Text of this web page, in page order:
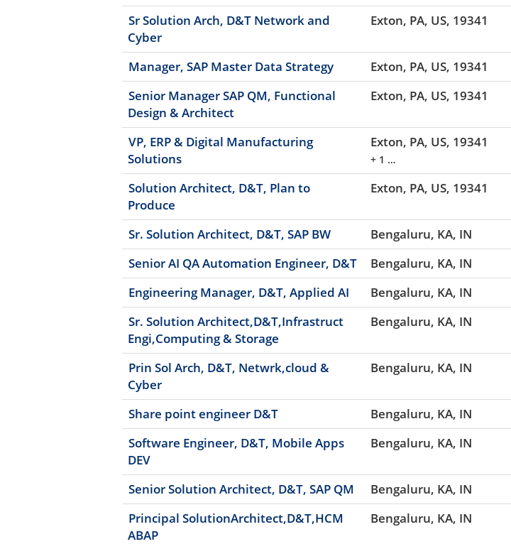
Sr Solution Arch, D&T Network and
Cyber
Exton, PA, US, 19341
Manager, SAP Master Data Strategy Exton, PA, US, 19341
Senior Manager SAP QM, Functional
Design & Architect
Exton, PA, US, 19341
VP, ERP & Digital Manufacturing
Solutions
Exton, PA, US, 19341
+ 1 …
Solution Architect, D&T, Plan to
Produce
Exton, PA, US, 19341
Sr. Solution Architect, D&T, SAP BW Bengaluru, KA, IN
Senior AI QA Automation Engineer, D&T
Bengaluru, KA, IN
Engineering Manager, D&T, Applied AI
Bengaluru, KA, IN
Sr. Solution Architect,D&T,Infrastruct
Engi,Computing & Storage
Bengaluru, KA, IN
Prin Sol Arch, D&T, Netwrk,cloud &
Cyber
Bengaluru, KA, IN
Share point engineer D&T Bengaluru, KA, IN
Software Engineer, D&T, Mobile Apps
DEV
Bengaluru, KA, IN
Senior Solution Architect, D&T, SAP QM Bengaluru, KA, IN
Principal SolutionArchitect,D&T,HCM
ABAP
Bengaluru, KA, IN